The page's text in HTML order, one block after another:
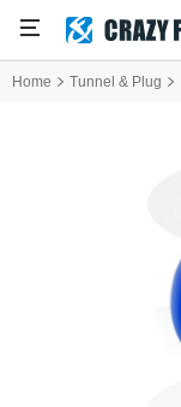
Home Tunnel & Plug